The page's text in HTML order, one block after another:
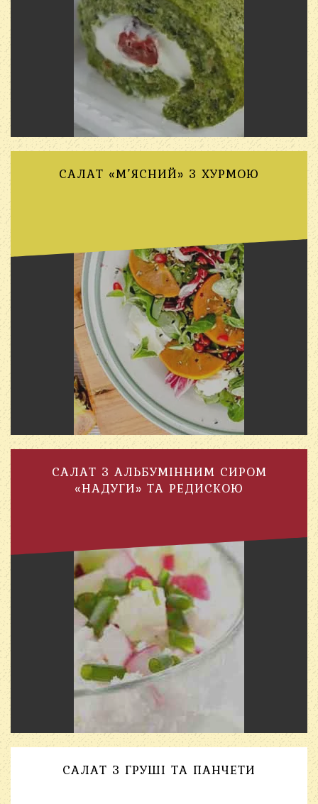
САЛАТ «М’ЯСНИЙ» З ХУРМОЮ
САЛАТ З АЛЬБУМІННИМ СИРОМ
«НАДУГИ» ТА РЕДИСКОЮ
САЛАТ З ГРУШІ ТА ПАНЧЕТИ